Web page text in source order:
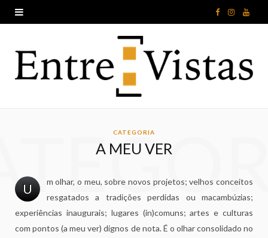
F
c
k
I
a
m
Y
u
CATEGORIA
A MEU VER
U
m olhar, o meu, sobre novos projetos; velhos conceitos
resgatados a tradições perdidas ou macambúzias;
experiências inaugurais; lugares (in)comuns; artes e culturas
com pontos (a meu ver) dignos de nota. É o olhar consolidado no